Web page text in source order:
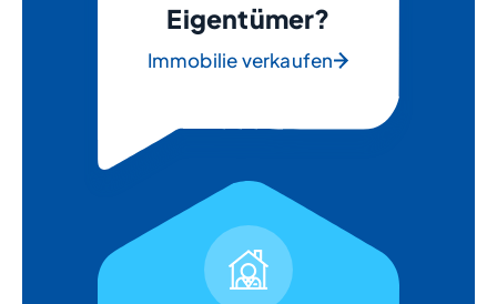
Eigentümer?
Immobilie verkaufen